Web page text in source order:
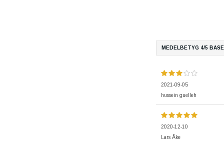
MEDELBETYG 4/5
2021-09-05
hussein guelleh
2020-12-10
Lars Åke